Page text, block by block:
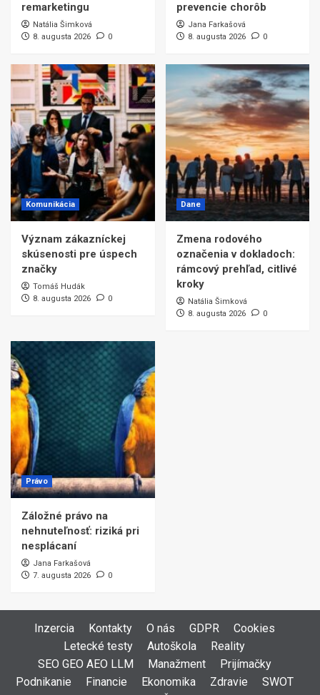
remarketingu
Natália Šimková
8. augusta 2026
0
prevencie chorôb
Jana Farkašová
8. augusta 2026
0
Komunikácia
Význam zákazníckej
skúsenosti pre úspech
značky
Tomáš Hudák
8. augusta 2026
0
Dane
Zmena rodového
označenia v dokladoch:
rámcový prehľad, citlivé
kroky
Natália Šimková
8. augusta 2026
0
Právo
Záložné právo na
nehnuteľnosť: riziká pri
nesplácaní
Jana Farkašová
7. augusta 2026
0
Inzercia Kontakty O nás GDPR
Cookies
Letecké testy
Autoškola
Reality
SEO GEO AEO LLM
Manažment
Prijímačky
Podnikanie
Financie Ekonomika Zdravie
SWOT